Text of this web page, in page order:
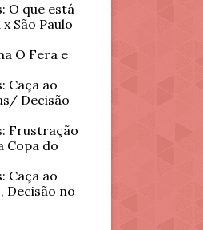
O que está
São Paulo
O Fera e
Caça ao
Decisão
Frustração
Copa do
Caça ao
Decisão no